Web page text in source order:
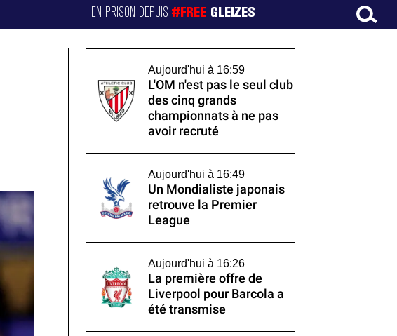
EN PRISON DEPUIS#FREE GLEIZES
Aujourd'hui à 16:59
L'OM n'est pas le seul club
des cinq grands
championnats à ne pas
avoir recruté
Aujourd'hui à 16:49
Un Mondialiste japonais
retrouve la Premier
League
Aujourd'hui à 16:26
La première offre de
Liverpool pour Barcola a
été transmise